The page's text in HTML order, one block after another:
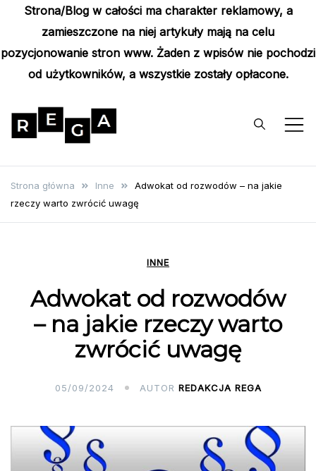
Strona/Blog w całości ma charakter reklamowy, a
zamieszczone na niej artykuły mają na celu
pozycjonowanie stron www. Żaden z wpisów nie pochodzi
od użytkowników, a wszystkie zostały opłacone.
content
Rega
Strona główna Inne
Adwokat od rozwodów – na jakie
rzeczy warto zwrócić uwagę
INNE
Adwokat od rozwodów
– na jakie rzeczy warto
zwrócić uwagę
05/09/2024 AUTOR REDAKCJA REGA